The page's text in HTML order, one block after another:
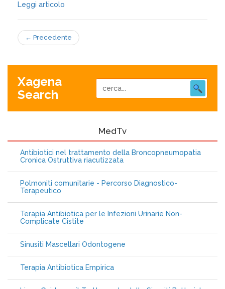
Leggi articolo
← Precedente
Xagena
Search
MedTv
Antibiotici nel trattamento della Broncopneumopatia
Cronica Ostruttiva riacutizzata
Polmoniti comunitarie - Percorso Diagnostico-
Terapeutico
Terapia Antibiotica per le Infezioni Urinarie Non-
Complicate Cistite
Sinusiti Mascellari Odontogene
Terapia Antibiotica Empirica